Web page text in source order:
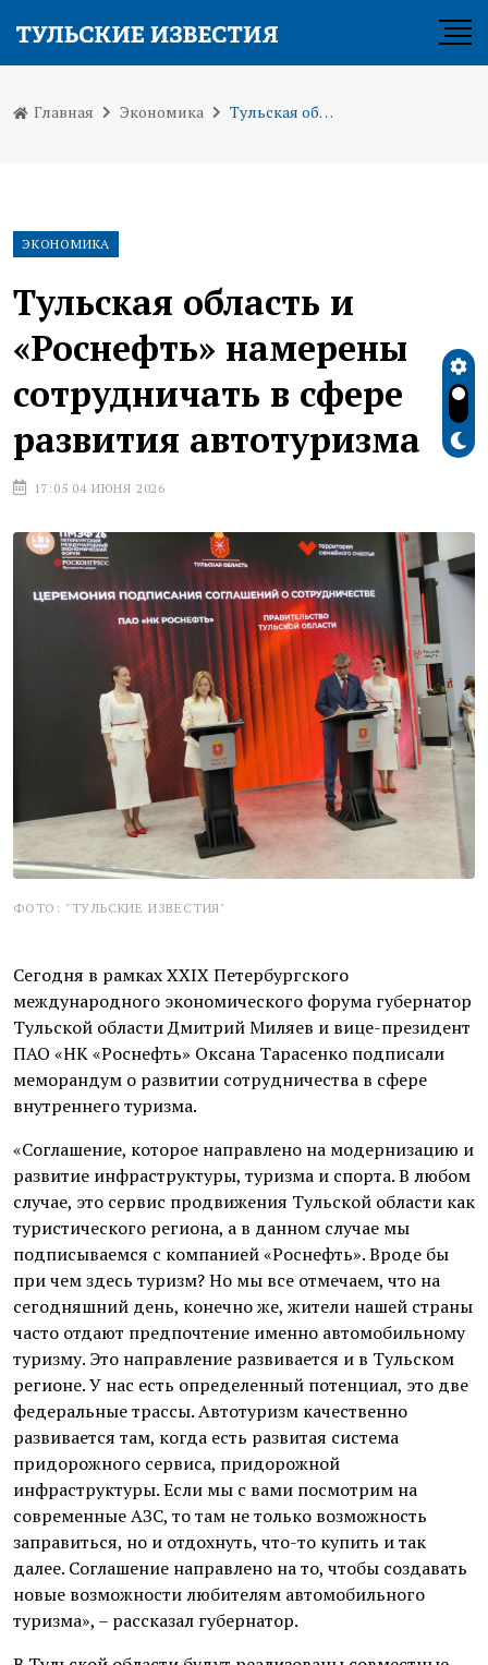
Главная Экономика Тульская область и «Роснефть» намерены сотрудничать в сфере развития автотуризма
ЭКОНОМИКА
Тульская область и
«Роснефть» намерены
сотрудничать в сфере
развития автотуризма
17:05 04 ИЮНЯ 2026
ФОТО: "ТУЛЬСКИЕ ИЗВЕСТИЯ"
Сегодня в рамках XXIX Петербургского
международного экономического форума губернатор
Тульской области Дмитрий Миляев и вице-президент
ПАО «НК «Роснефть» Оксана Тарасенко подписали
меморандум о развитии сотрудничества в сфере
внутреннего туризма.
«Соглашение, которое направлено на модернизацию и
развитие инфраструктуры, туризма и спорта. В любом
случае, это сервис продвижения Тульской области как
туристического региона, а в данном случае мы
подписываемся с компанией «Роснефть». Вроде бы
при чем здесь туризм? Но мы все отмечаем, что на
сегодняшний день, конечно же, жители нашей страны
часто отдают предпочтение именно автомобильному
туризму. Это направление развивается и в Тульском
регионе. У нас есть определенный потенциал, это две
федеральные трассы. Автотуризм качественно
развивается там, когда есть развитая система
придорожного сервиса, придорожной
инфраструктуры. Если мы с вами посмотрим на
современные АЗС, то там не только возможность
заправиться, но и отдохнуть, что-то купить и так
далее. Соглашение направлено на то, чтобы создавать
новые возможности любителям автомобильного
туризма», – рассказал губернатор.